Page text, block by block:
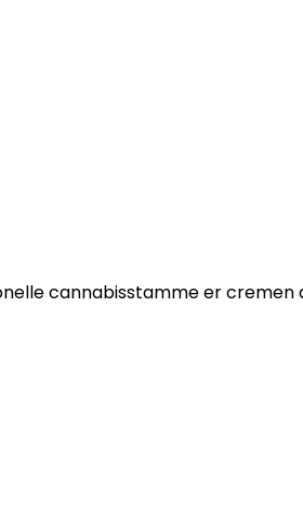
cannabisstamme er cremen